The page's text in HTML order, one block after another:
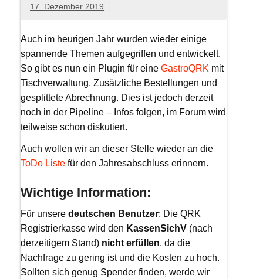
17. Dezember 2019
Auch im heurigen Jahr wurden wieder einige
spannende Themen aufgegriffen und entwickelt.
So gibt es nun ein Plugin für eine GastroQRK mit
Tischverwaltung, Zusätzliche Bestellungen und
gesplittete Abrechnung. Dies ist jedoch derzeit
noch in der Pipeline – Infos folgen, im Forum wird
teilweise schon diskutiert.
Auch wollen wir an dieser Stelle wieder an die
ToDo Liste für den Jahresabschluss erinnern.
Wichtige Information:
Für unsere deutschen Benutzer: Die QRK
Registrierkasse wird den KassenSichV (nach
derzeitigem Stand) nicht erfüllen, da die
Nachfrage zu gering ist und die Kosten zu hoch.
Sollten sich genug Spender finden, werde wir